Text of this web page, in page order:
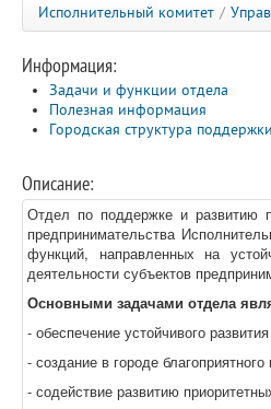
Исполнительный комитет /
Информация:
Задачи и функции отдела
Полезная информация
Городская структура
Описание:
Отдел по поддержке и развитию
предпринимательства
функций, направленных на
деятельности субъектов
Основными задачами отдела
- обеспечение устойчивого
- создание в городе
- содействие развитию